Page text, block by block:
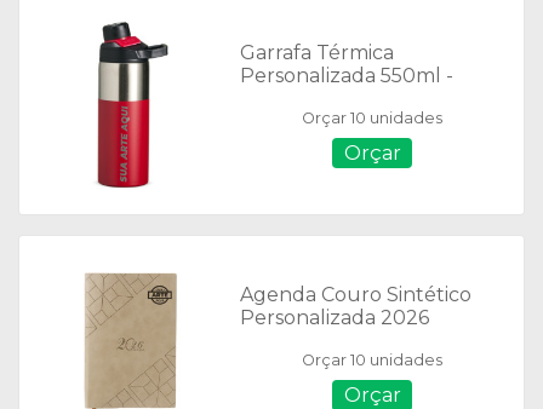
Garrafa Térmica
Personalizada 550ml -
Orçar 10 unidades
Orçar
Agenda Couro Sintético
Personalizada 2026
Orçar 10 unidades
Orçar